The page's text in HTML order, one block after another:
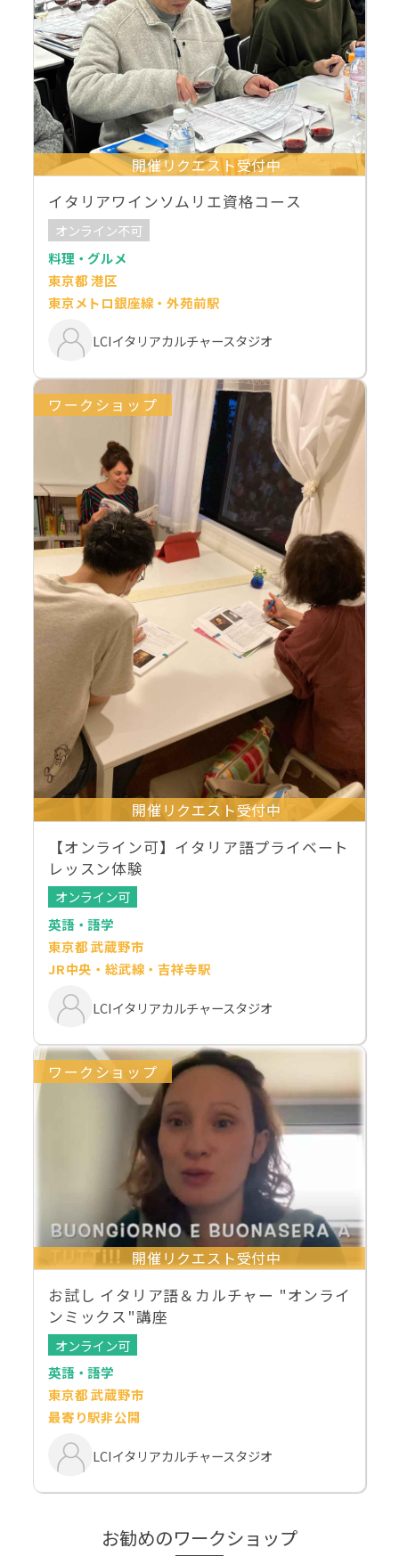
開催リクエスト受付中
イタリアワインソムリエ資格コース
オンライン不可
料理・グルメ
東京都 港区
東京メトロ銀座線・外苑前駅
LCIイタリアカルチャースタジオ
ワークショップ
開催リクエスト受付中
【オンライン可】イタリア語プライベート
レッスン体験
オンライン可
英語・語学
東京都 武蔵野市
JR中央・総武線・吉祥寺駅
LCIイタリアカルチャースタジオ
ワークショップ
開催リクエスト受付中
お試し イタリア語＆カルチャー "オンライ
ンミックス"講座
オンライン可
英語・語学
東京都 武蔵野市
最寄り駅非公開
LCIイタリアカルチャースタジオ
お勧めのワークショップ